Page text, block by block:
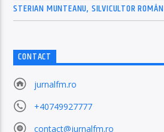
STERIAN MUNTEANU, SILVICULTOR ROMÂN
CONTACT
jurnalfm.ro
+40749927777
contact@jurnalfm.ro